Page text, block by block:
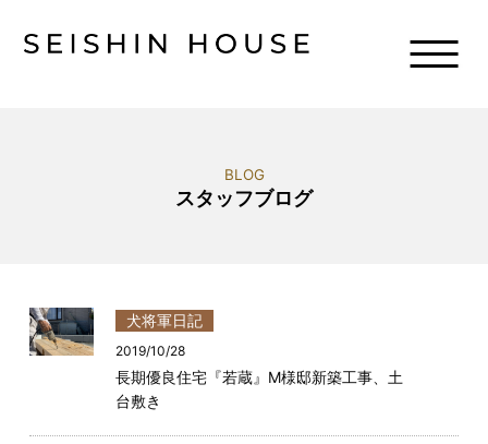
BLOG
スタッフブログ
犬将軍日記
2019/10/28
長期優良住宅『若蔵』M様邸新築工事、土
台敷き